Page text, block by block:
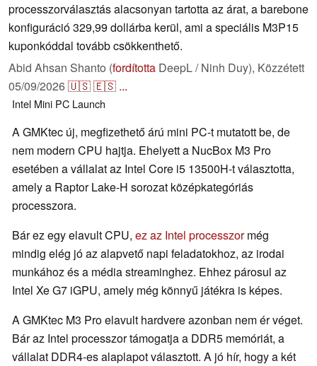
processzorválasztás alacsonyan tartotta az árat, a barebone
konfiguráció 329,99 dollárba kerül, ami a speciális M3P15
kuponkóddal tovább csökkenthető.
Abid Ahsan Shanto (fordította DeepL / Ninh Duy), Közzétett
05/09/2026🇺🇸🇪🇸 ...
Intel Mini PC Launch
A GMKtec új, megfizethető árú mini PC-t mutatott be, de
nem modern CPU hajtja. Ehelyett a NucBox M3 Pro
esetében a vállalat az Intel Core i5 13500H-t választotta,
amely a Raptor Lake-H sorozat középkategóriás
processzora.
Bár ez egy elavult CPU, ez az Intel processzormég
mindig elég jó az alapvető napi feladatokhoz, az irodai
munkához és a média streaminghez. Ehhez párosul az
Intel Xe G7 iGPU, amely még könnyű játékra is képes.
A GMKtec M3 Pro elavult hardvere azonban nem ér véget.
Bár az Intel processzor támogatja a DDR5 memóriát, a
vállalat DDR4-es alaplapot választott. A jó hír, hogy a két